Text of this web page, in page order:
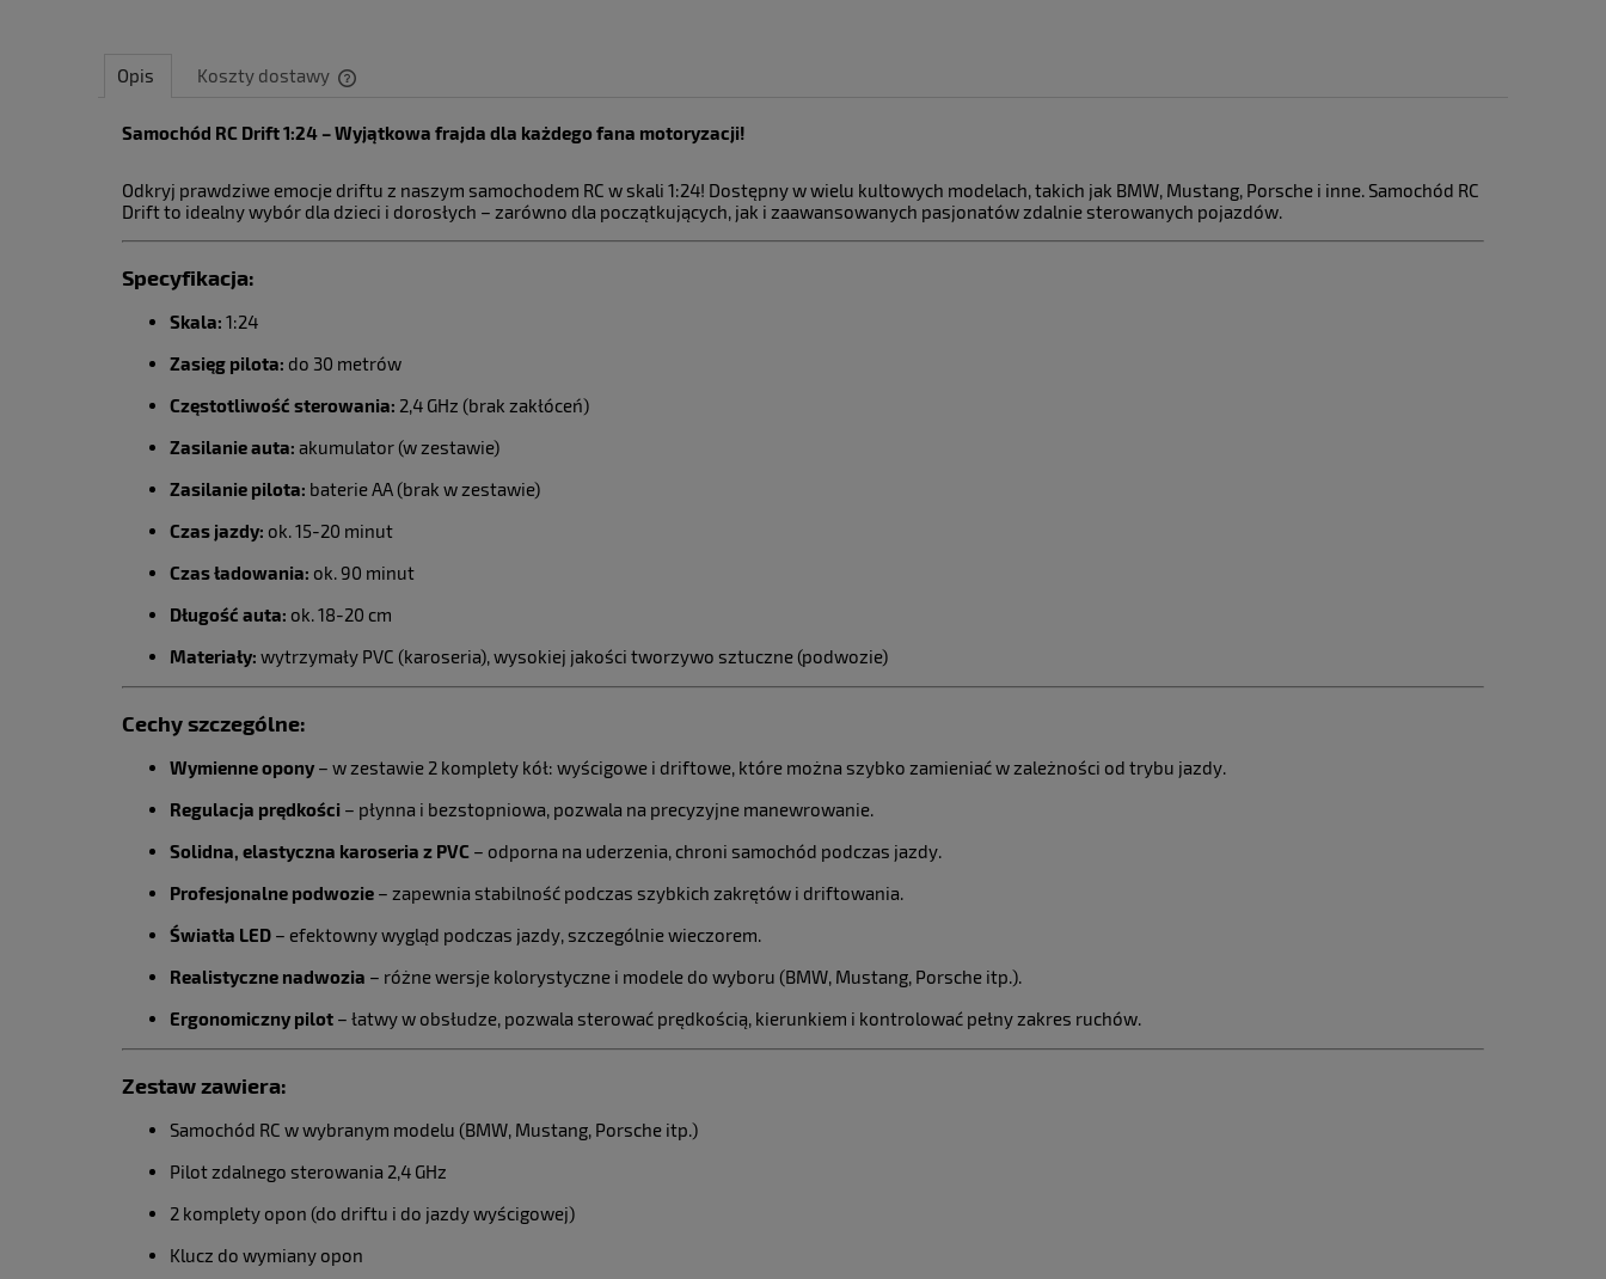
Opis Koszty dostawy
Cena nie zawiera ewentualnych kosztów
Samochód RC Drift 1:24 – Wyjątkowa frajda dla każdego fana motoryzacji!
Odkryj prawdziwe emocje driftu z naszym samochodem RC w skali 1:24! Dostępny w wielu kultowych modelach, takich jak BMW, Mustang, Porsche i inne. Samochód RC
Drift to idealny wybór dla dzieci i dorosłych – zarówno dla początkujących, jak i zaawansowanych pasjonatów zdalnie sterowanych pojazdów.
Specyfikacja:
Skala: 1:24
Zasięg pilota: do 30 metrów
Częstotliwość sterowania: 2,4 GHz (brak zakłóceń)
Zasilanie auta: akumulator (w zestawie)
Zasilanie pilota: baterie AA (brak w zestawie)
Czas jazdy: ok. 15-20 minut
Czas ładowania: ok. 90 minut
Długość auta: ok. 18-20 cm
Materiały: wytrzymały PVC (karoseria), wysokiej jakości tworzywo sztuczne (podwozie)
Cechy szczególne:
Wymienne opony – w zestawie 2 komplety kół: wyścigowe i driftowe, które można szybko zamieniać w zależności od trybu jazdy.
Regulacja prędkości – płynna i bezstopniowa, pozwala na precyzyjne manewrowanie.
Solidna, elastyczna karoseria z PVC – odporna na uderzenia, chroni samochód podczas jazdy.
Profesjonalne podwozie – zapewnia stabilność podczas szybkich zakrętów i driftowania.
Światła LED – efektowny wygląd podczas jazdy, szczególnie wieczorem.
Realistyczne nadwozia – różne wersje kolorystyczne i modele do wyboru (BMW, Mustang, Porsche itp.).
Ergonomiczny pilot – łatwy w obsłudze, pozwala sterować prędkością, kierunkiem i kontrolować pełny zakres ruchów.
Zestaw zawiera:
Samochód RC w wybranym modelu (BMW, Mustang, Porsche itp.)
Pilot zdalnego sterowania 2,4 GHz
2 komplety opon (do driftu i do jazdy wyścigowej)
Klucz do wymiany opon